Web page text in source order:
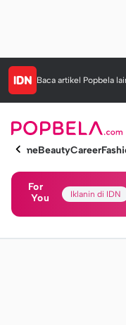
Baca artikel Popbela
HomeBeautyCareer
For
You
Iklanin di IDN